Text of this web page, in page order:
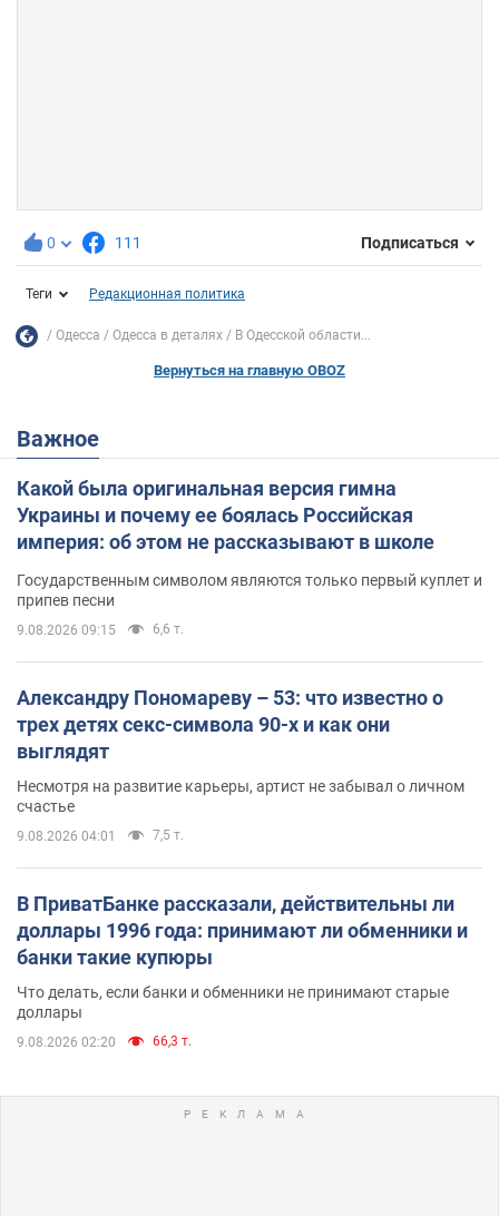
0 111 Подписаться
Теги Редакционная политика
Одесса Одесса в деталях В Одесской области...
Вернуться на главную OBOZ
Важное
Какой была оригинальная версия гимна
Украины и почему ее боялась Российская
империя: об этом не рассказывают в школе
Государственным символом являются только первый куплет и
припев песни
9.08.2026 09:15 6,6 т.
Александру Пономареву – 53: что известно о
трех детях секс-символа 90-х и как они
выглядят
Несмотря на развитие карьеры, артист не забывал о личном
счастье
9.08.2026 04:01 7,5 т.
В ПриватБанке рассказали, действительны ли
доллары 1996 года: принимают ли обменники и
банки такие купюры
Что делать, если банки и обменники не принимают старые
доллары
9.08.2026 02:20 66,3 т.